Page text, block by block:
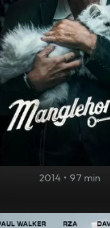
2014 • 97 min